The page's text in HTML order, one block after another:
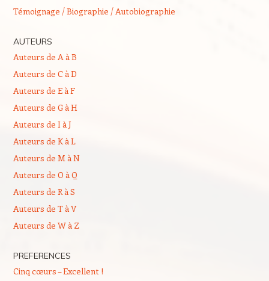
Témoignage / Biographie / Autobiographie
AUTEURS
Auteurs de A à B
Auteurs de C à D
Auteurs de E à F
Auteurs de G à H
Auteurs de I à J
Auteurs de K à L
Auteurs de M à N
Auteurs de O à Q
Auteurs de R à S
Auteurs de T à V
Auteurs de W à Z
PREFERENCES
Cinq cœurs – Excellent !